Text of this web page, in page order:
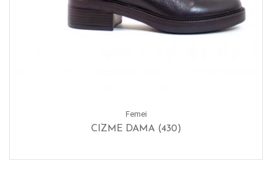
Femei
CIZME DAMA (430)